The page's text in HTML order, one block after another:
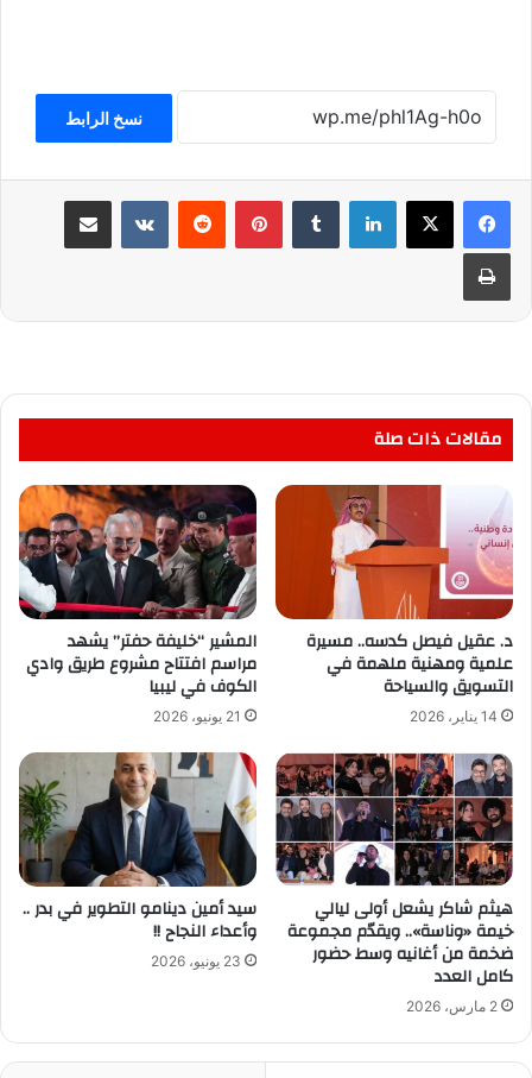
نسخ الرابط
لينكدإن بينتيريست مشاركة عبر البريد
طباعة
مقالات ذات صلة
د. عقيل فيصل كدسه.. مسيرة
علمية ومهنية ملهمة في
التسويق والسياحة
14 يناير، 2026
المشير “خليفة حفتر” يشهد
مراسم افتتاح مشروع طريق وادي
الكوف في ليبيا
21 يونيو، 2026
هيثم شاكر يشعل أولى ليالي
خيمة «وناسة».. ويقدّم مجموعة
ضخمة من أغانيه وسط حضور
كامل العدد
2 مارس، 2026
سيد أمين دينامو التطوير في بدر ..
وأعداء النجاح !!
23 يونيو، 2026